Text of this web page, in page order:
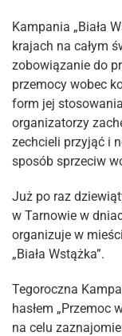
Kampania „Biała
krajach na całym
zobowiązanie do
przemocy wobec
form jej
organizatorzy
zechcieli przyjąć i
sposób sprzeciw
Już po raz
w Tarnowie w
organizuje w
„Biała Wstążka”.
Tegoroczna
hasłem „Przemoc
na celu